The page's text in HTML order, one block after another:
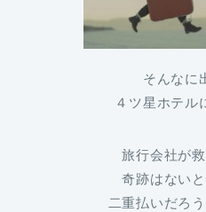
そんなに
４ツ星ホテル
旅行会社が
奇跡はない
二重払いだろ